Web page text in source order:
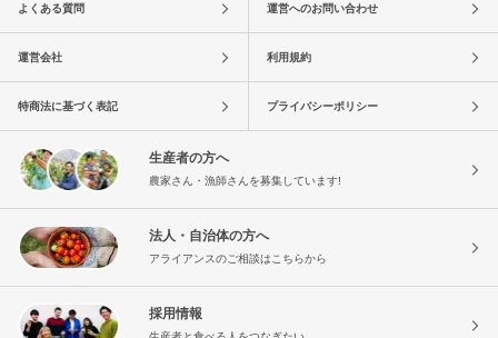
よくある質問 運営へのお問い合わせ
運営会社 利用規約
特商法に基づく表記 プライバシーポリシー
生産者の方へ
農家さん・漁師さんを募集しています!
法人・自治体の方へ
アライアンスのご相談はこちらから
採用情報